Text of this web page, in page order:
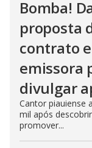
Bomba!
proposta
contrato
emissora
divulgar
Cantor piauiense
mil após
promover...